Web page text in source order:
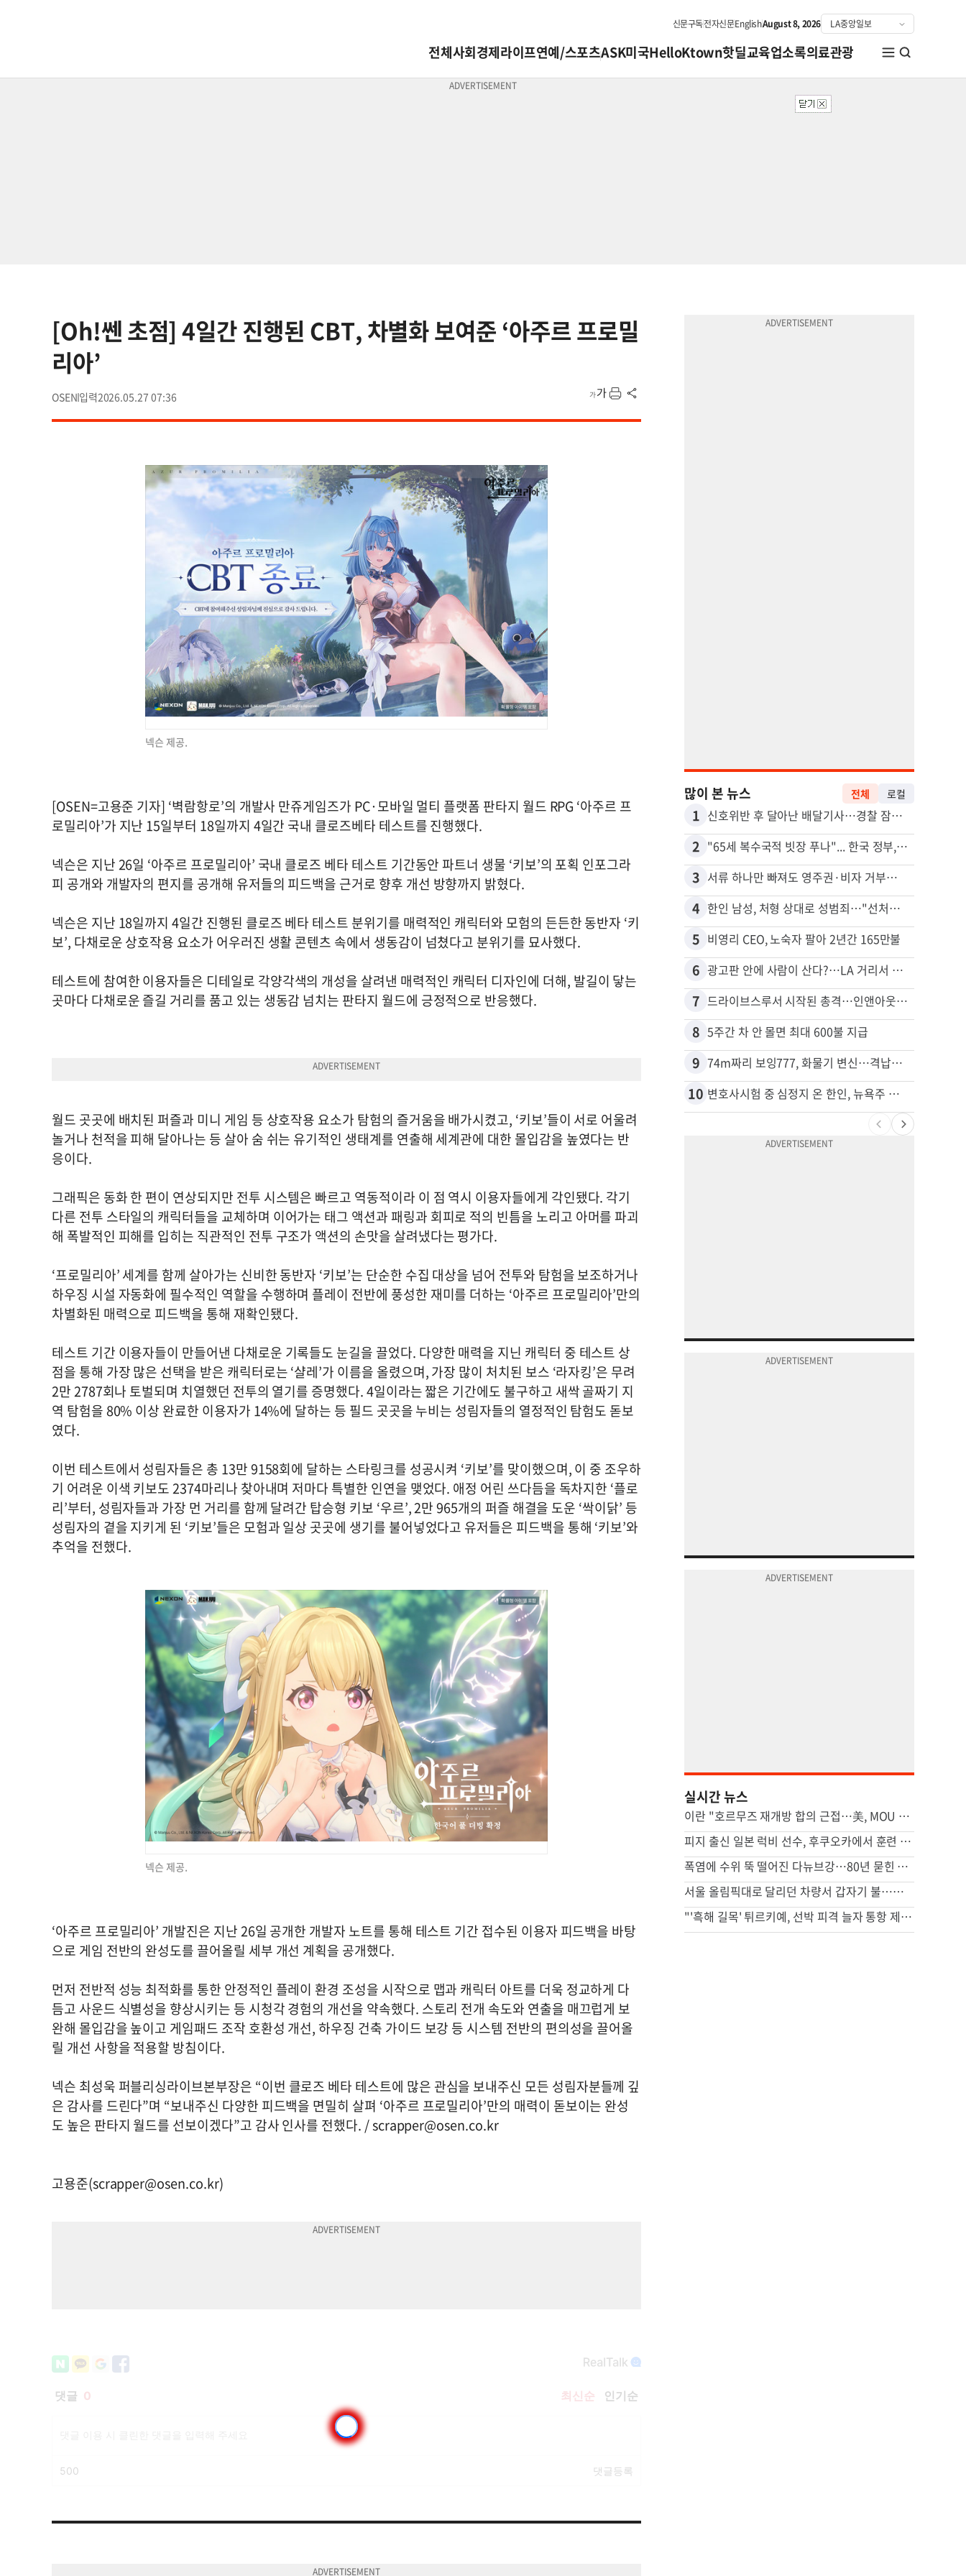
신문구독전자신문EnglishAugust 8, 2026
전체사회경제라이프연예/스포츠ASK미국HelloKtown핫딜교육업소록의료관광
[Oh!쎈 초점] 4일간 진행된 CBT, 차별화 보여준 ‘아주르 프로밀
리아’
OSEN 2026.05.27 07:36
넥슨 제공.
[OSEN=고용준 기자] ‘벽람항로’의 개발사 만쥬게임즈가 PC·모바일 멀티 플랫폼 판타지 월드 RPG ‘아주르 프
로밀리아’가 지난 15일부터 18일까지 4일간 국내 클로즈베타 테스트를 진행했다.
넥슨은 지난 26일 ‘아주르 프로밀리아’ 국내 클로즈 베타 테스트 기간동안 파트너 생물 ‘키보’의 포획 인포그라
피 공개와 개발자의 편지를 공개해 유저들의 피드백을 근거로 향후 개선 방향까지 밝혔다.
넥슨은 지난 18일까지 4일간 진행된 클로즈 베타 테스트 분위기를 매력적인 캐릭터와 모험의 든든한 동반자 ‘키
보’, 다채로운 상호작용 요소가 어우러진 생활 콘텐츠 속에서 생동감이 넘쳤다고 분위기를 묘사했다.
테스트에 참여한 이용자들은 디테일로 각양각색의 개성을 살려낸 매력적인 캐릭터 디자인에 더해, 발길이 닿는
곳마다 다채로운 즐길 거리를 품고 있는 생동감 넘치는 판타지 월드에 긍정적으로 반응했다.
월드 곳곳에 배치된 퍼즐과 미니 게임 등 상호작용 요소가 탐험의 즐거움을 배가시켰고, ‘키보’들이 서로 어울려
놀거나 천적을 피해 달아나는 등 살아 숨 쉬는 유기적인 생태계를 연출해 세계관에 대한 몰입감을 높였다는 반
응이다.
그래픽은 동화 한 편이 연상되지만 전투 시스템은 빠르고 역동적이라 이 점 역시 이용자들에게 각인됐다. 각기
다른 전투 스타일의 캐릭터들을 교체하며 이어가는 태그 액션과 패링과 회피로 적의 빈틈을 노리고 아머를 파괴
해 폭발적인 피해를 입히는 직관적인 전투 구조가 액션의 손맛을 살려냈다는 평가다.
‘프로밀리아’ 세계를 함께 살아가는 신비한 동반자 ‘키보’는 단순한 수집 대상을 넘어 전투와 탐험을 보조하거나
하우징 시설 자동화에 필수적인 역할을 수행하며 플레이 전반에 풍성한 재미를 더하는 ‘아주르 프로밀리아’만의
차별화된 매력으로 피드백을 통해 재확인됐다.
테스트 기간 이용자들이 만들어낸 다채로운 기록들도 눈길을 끌었다. 다양한 매력을 지닌 캐릭터 중 테스트 상
점을 통해 가장 많은 선택을 받은 캐릭터로는 ‘샬레’가 이름을 올렸으며, 가장 많이 처치된 보스 ‘라자킹’은 무려
2만 2787회나 토벌되며 치열했던 전투의 열기를 증명했다. 4일이라는 짧은 기간에도 불구하고 새싹 골짜기 지
역 탐험을 80% 이상 완료한 이용자가 14%에 달하는 등 필드 곳곳을 누비는 성림자들의 열정적인 탐험도 돋보
였다.
이번 테스트에서 성림자들은 총 13만 9158회에 달하는 스타링크를 성공시켜 ‘키보’를 맞이했으며, 이 중 조우하
기 어려운 이색 키보도 2374마리나 찾아내며 저마다 특별한 인연을 맺었다. 애정 어린 쓰다듬을 독차지한 ‘플로
리’부터, 성림자들과 가장 먼 거리를 함께 달려간 탑승형 키보 ‘우르’, 2만 965개의 퍼즐 해결을 도운 ‘싹이닭’ 등
성림자의 곁을 지키게 된 ‘키보’들은 모험과 일상 곳곳에 생기를 불어넣었다고 유저들은 피드백을 통해 ‘키보’와
추억을 전했다.
넥슨 제공.
‘아주르 프로밀리아’ 개발진은 지난 26일 공개한 개발자 노트를 통해 테스트 기간 접수된 이용자 피드백을 바탕
으로 게임 전반의 완성도를 끌어올릴 세부 개선 계획을 공개했다.
먼저 전반적 성능 최적화를 통한 안정적인 플레이 환경 조성을 시작으로 맵과 캐릭터 아트를 더욱 정교하게 다
듬고 사운드 식별성을 향상시키는 등 시청각 경험의 개선을 약속했다. 스토리 전개 속도와 연출을 매끄럽게 보
완해 몰입감을 높이고 게임패드 조작 호환성 개선, 하우징 건축 가이드 보강 등 시스템 전반의 편의성을 끌어올
릴 개선 사항을 적용할 방침이다.
넥슨 최성욱 퍼블리싱라이브본부장은 “이번 클로즈 베타 테스트에 많은 관심을 보내주신 모든 성림자분들께 깊
은 감사를 드린다”며 “보내주신 다양한 피드백을 면밀히 살펴 ‘아주르 프로밀리아’만의 매력이 돋보이는 완성
도 높은 판타지 월드를 선보이겠다”고 감사 인사를 전했다. /scrapper@osen.co.kr
고용준(scrapper@osen.co.kr)
많이 본 뉴스 전체 로컬
1 신호위반 후 달아난 배달기사…경찰 잠복해 잡고보니 ‘반전’
2 "65세 복수국적 빗장 푸나"... 한국 정부, 연령 완화 전면 추진
3 서류 하나만 빠져도 영주권·비자 거부…심사관 재량권 대폭 확대
4 한인 남성, 처형 상대로 성범죄…"선처해줬더니 배신자 취급"
5 비영리 CEO, 노숙자 팔아 2년간 165만불
6 광고판 안에 사람이 산다?…LA 거리서 화제
7 드라이브스루서 시작된 총격…인앤아웃 참사 영상 공개
8 5주간 차 안 몰면 최대 600불 지급
9 74m짜리 보잉777, 화물기 변신…격납고서 ‘보물’ 찾는 인천공항
10 변호사시험 중 심정지 온 한인, 뉴욕주 제소
실시간 뉴스
이란 "호르무즈 재개방 합의 근접…美, MOU 위반 배상해야"
피지 출신 일본 럭비 선수, 후쿠오카에서 훈련 중 열사병 사망
폭염에 수위 뚝 떨어진 다뉴브강…80년 묻힌 나치 군함 줄줄이 드러났다
서울 올림픽대로 달리던 차량서 갑자기 불…운전자 1명 경상
"'흑해 길목' 튀르키예, 선박 피격 늘자 통항 제한"